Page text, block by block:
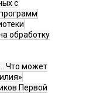
с
обработку
Что может
Первой